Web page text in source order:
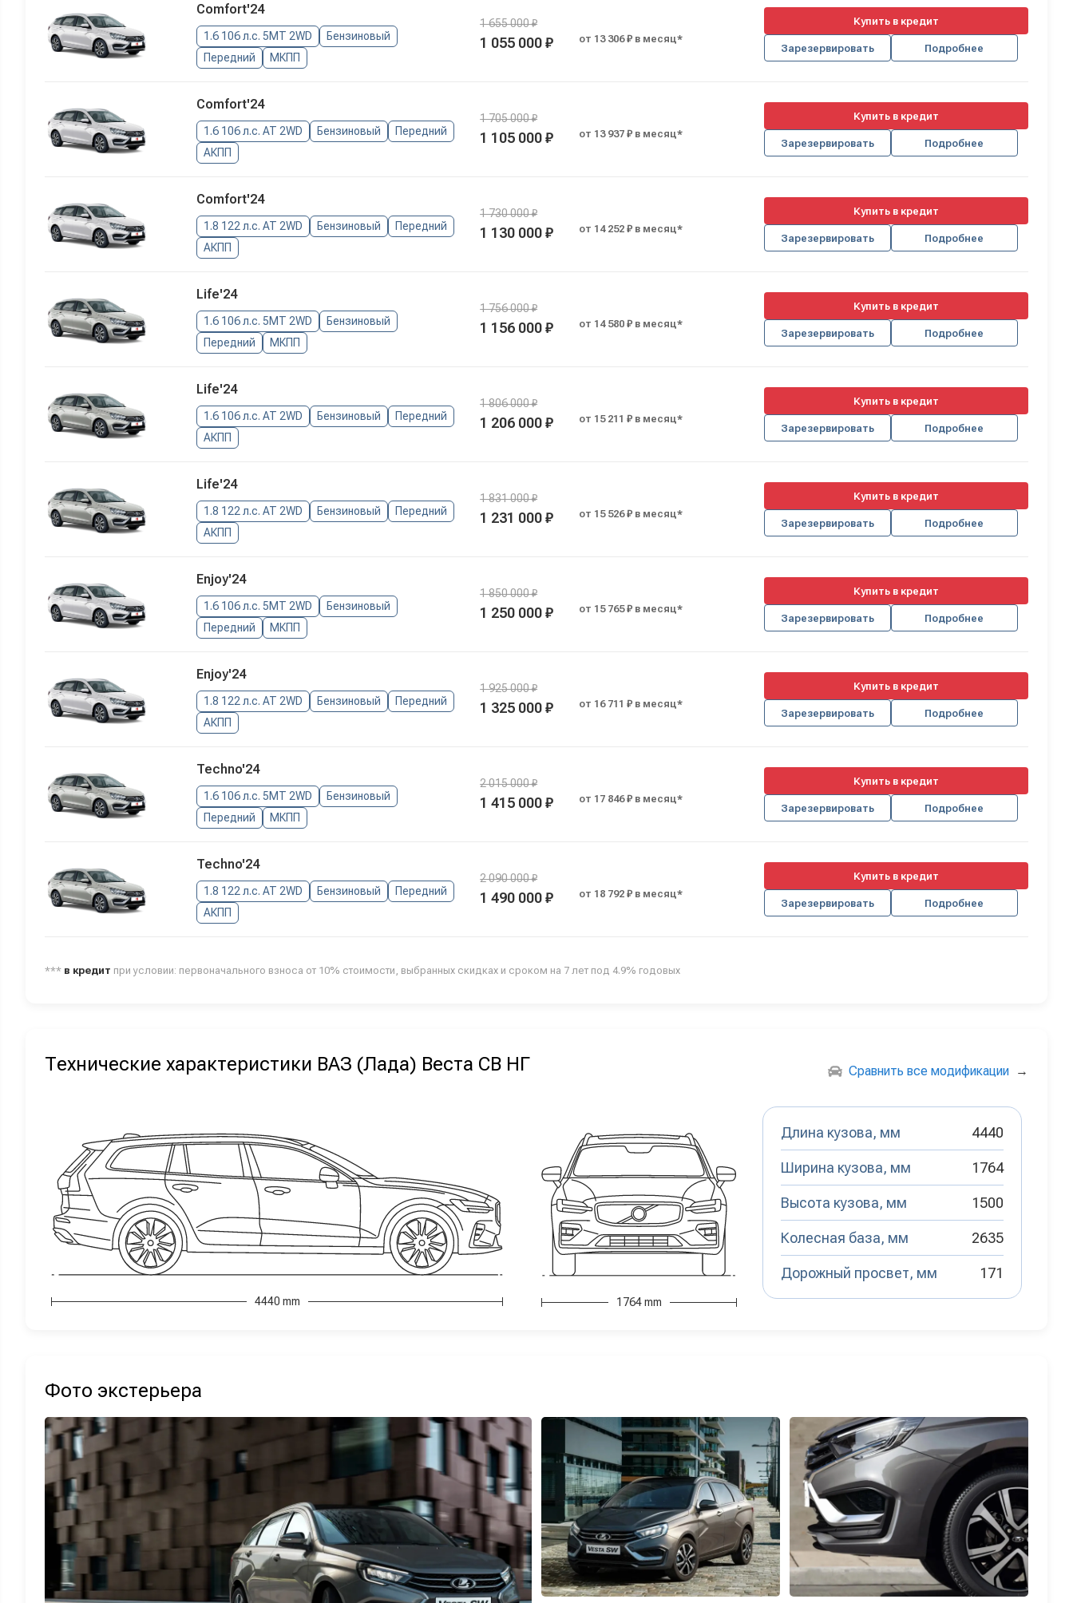
Comfort'24
1.6 106 л.с. 5MT 2WD
Бензиновый
Передний
МКПП
1 655 000 ₽
1 055 000 ₽ от 13 306 ₽ в месяц*
Купить в кредит
Зарезервировать Подробнее
Comfort'24
1.6 106 л.с. AT 2WD Бензиновый
Передний
АКПП
1 705 000 ₽
1 105 000 ₽ от 13 937 ₽ в месяц*
Купить в кредит
Зарезервировать Подробнее
Comfort'24
1.8 122 л.с. AT 2WD Бензиновый
Передний
АКПП
1 730 000 ₽
1 130 000 ₽ от 14 252 ₽ в месяц*
Купить в кредит
Зарезервировать Подробнее
Life'24
1.6 106 л.с. 5MT 2WD
Бензиновый
Передний
МКПП
1 756 000 ₽
1 156 000 ₽ от 14 580 ₽ в месяц*
Купить в кредит
Зарезервировать Подробнее
Life'24
1.6 106 л.с. AT 2WD Бензиновый
Передний
АКПП
1 806 000 ₽
1 206 000 ₽ от 15 211 ₽ в месяц*
Купить в кредит
Зарезервировать Подробнее
Life'24
1.8 122 л.с. AT 2WD Бензиновый
Передний
АКПП
1 831 000 ₽
1 231 000 ₽ от 15 526 ₽ в месяц*
Купить в кредит
Зарезервировать Подробнее
Enjoy'24
1.6 106 л.с. 5MT 2WD
Бензиновый
Передний
МКПП
1 850 000 ₽
1 250 000 ₽ от 15 765 ₽ в месяц*
Купить в кредит
Зарезервировать Подробнее
Enjoy'24
1.8 122 л.с. AT 2WD Бензиновый
Передний
АКПП
1 925 000 ₽
1 325 000 ₽ от 16 711 ₽ в месяц*
Купить в кредит
Зарезервировать Подробнее
Techno'24
1.6 106 л.с. 5MT 2WD
Бензиновый
Передний
МКПП
2 015 000 ₽
1 415 000 ₽ от 17 846 ₽ в месяц*
Купить в кредит
Зарезервировать Подробнее
Techno'24
1.8 122 л.с. AT 2WD Бензиновый
Передний
АКПП
2 090 000 ₽
1 490 000 ₽ от 18 792 ₽ в месяц*
Купить в кредит
Зарезервировать Подробнее
*** в кредит при условии: первоначального взноса от 10% стоимости, выбранных скидках и сроком на 7 лет под 4.9% годовых
Технические характеристики ВАЗ (Лада) Веста СВ НГ Сравнить все модификации →
4440 mm 1764 mm
Длина кузова, мм 4440
Ширина кузова, мм 1764
Высота кузова, мм 1500
Колесная база, мм 2635
Дорожный просвет, мм 171
Фото экстерьера